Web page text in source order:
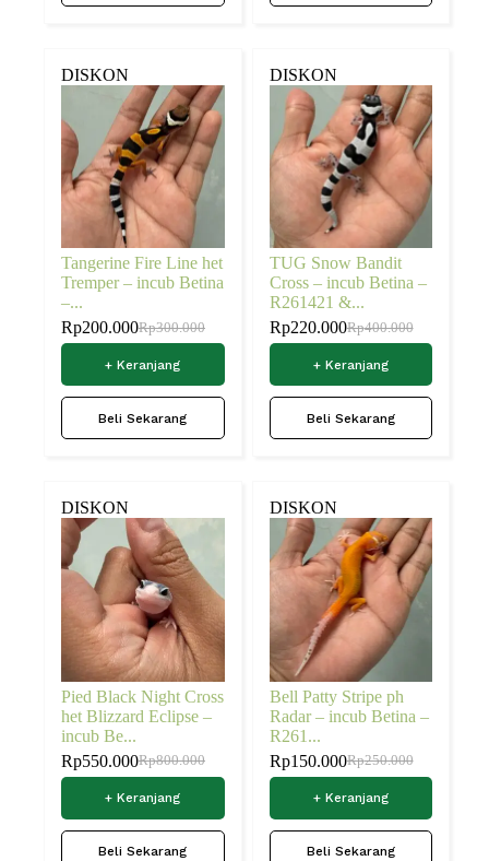
DISKON
Tangerine Fire Line het
Tremper – incub Betina
–...
Rp300.000
Rp200.000
+ Keranjang
Beli Sekarang
DISKON
TUG Snow Bandit
Cross – incub Betina –
R261421 &...
Rp400.000
Rp220.000
+ Keranjang
Beli Sekarang
DISKON
Pied Black Night Cross
het Blizzard Eclipse –
incub Be...
Rp800.000
Rp550.000
+ Keranjang
Beli Sekarang
DISKON
Bell Patty Stripe ph
Radar – incub Betina –
R261...
Rp250.000
Rp150.000
+ Keranjang
Beli Sekarang